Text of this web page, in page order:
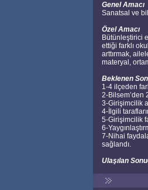
Genel Amacı
Sanatsal ve
Özel Amacı
Bütünleştirici
ettiği farklı
arttırmak,
materyal,
Beklenen
1-4 ilçeden
2-Bilsem’den
3-Girişimcilik
4-İlgili
5-Girişimcilik
6-
7-Nihai
sağlandı.
Ulaşılan